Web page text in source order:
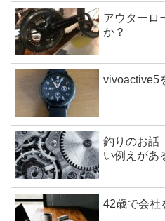
アウターロ
か？
vivoactive5
釣りのお話
い例えがあ
42歳で会社